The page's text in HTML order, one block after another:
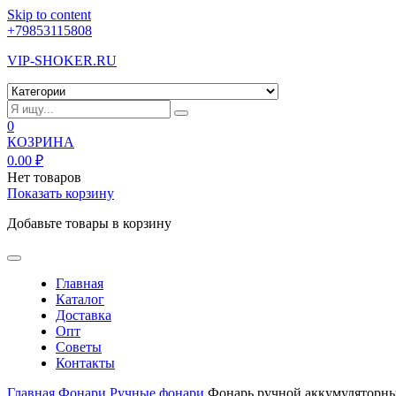
Skip to content
+79853115808
VIP-SHOKER.RU
0
КОЗРИНА
0.00 ₽
Нет товаров
Показать корзину
Добавьте товары в корзину
Главная
Каталог
Доставка
Опт
Советы
Контакты
Главная Фонари Ручные фонари Фонарь ручной